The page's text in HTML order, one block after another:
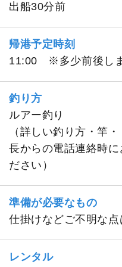
出船30分前
帰港予定時刻
11:00 ※多少前後しま
釣り方
ルアー釣り
（詳しい釣り方・竿
長からの電話連絡時
ださい）
準備が必要なもの
仕掛けなどご不明な点
レンタル